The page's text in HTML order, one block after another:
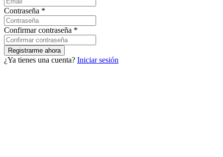
Contraseña *
Confirmar contraseña *
¿Ya tienes una cuenta? Iniciar sesión